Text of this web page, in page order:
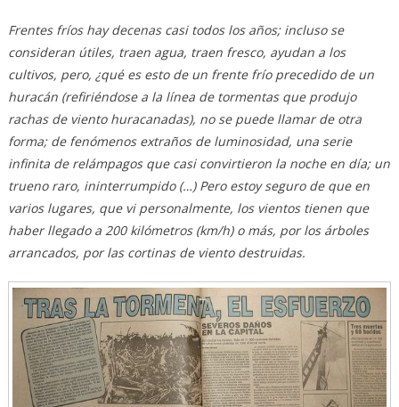
Frentes fríos hay decenas casi todos los años; incluso se
consideran útiles, traen agua, traen fresco, ayudan a los
cultivos, pero, ¿qué es esto de un frente frío precedido de un
huracán (refiriéndose a la línea de tormentas que produjo
rachas de viento huracanadas), no se puede llamar de otra
forma; de fenómenos extraños de luminosidad, una serie
infinita de relámpagos que casi convirtieron la noche en día; un
trueno raro, ininterrumpido (…) Pero estoy seguro de que en
varios lugares, que vi personalmente, los vientos tienen que
haber llegado a 200 kilómetros (km/h) o más, por los árboles
arrancados, por las cortinas de viento destruidas.